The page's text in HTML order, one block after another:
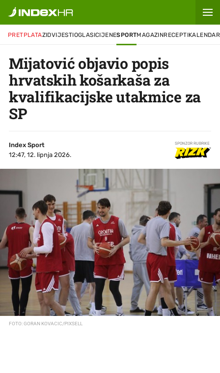
PRETPLATAZIDVIJESTIOGLASICIJENESPORTMAGAZINRECEPTIKALENDAR
Mijatović objavio popis
hrvatskih košarkaša za
kvalifikacijske utakmice za
SP
Index Sport
12:47, 12. lipnja 2026.
SPONZOR RUBRIKE
FOTO: GORAN KOVACIC/PIXSELL